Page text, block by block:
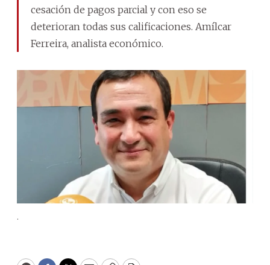
cesación de pagos parcial y con eso se
deterioran todas sus calificaciones. Amílcar
Ferreira, analista económico.
.